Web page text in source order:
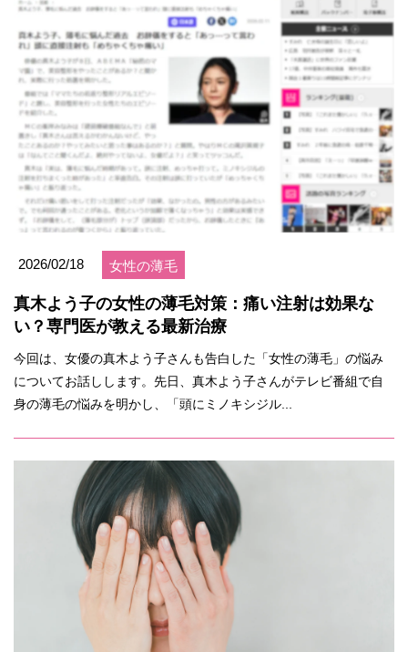
2026/02/18 女性の薄毛
真木よう子の女性の薄毛対策：痛い注射は効果な
い？専門医が教える最新治療
今回は、女優の真木よう子さんも告白した「女性の薄毛」の悩み
についてお話しします。先日、真木よう子さんがテレビ番組で自
身の薄毛の悩みを明かし、「頭にミノキシジル...